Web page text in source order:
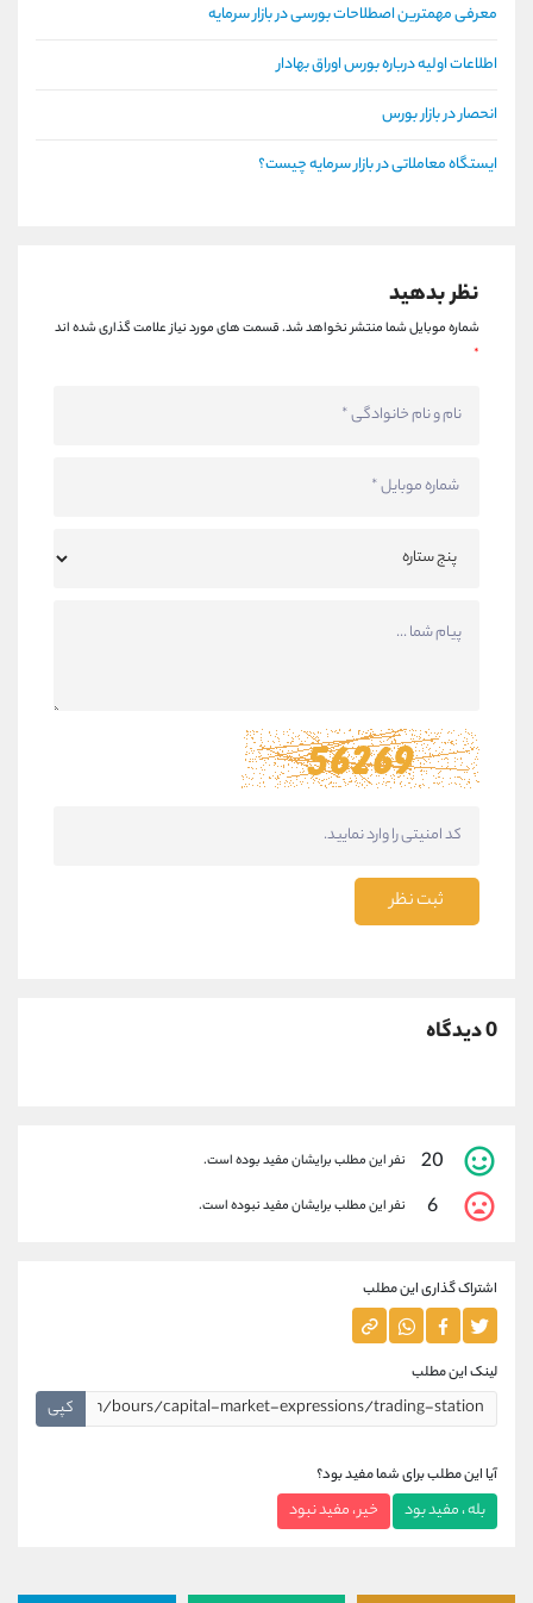
معرفی مهمترین اصطلاحات بورسی در بازار سرمایه
اطلاعات اولیه درباره بورس اوراق بهادار
انحصار در بازار بورس
ایستگاه معاملاتی در بازار سرمایه چیست؟
نظر بدهید
شماره موبایل شما منتشر نخواهد شد.قسمت های مورد نیاز علامت گذاری شده اند
*
ثبت نظر
0 دیدگاه
20 نفر این مطلب برایشان مفید بوده است.
6 نفر این مطلب برایشان مفید نبوده است.
اشتراک گذاری این مطلب
لینک این مطلب
کپی
آیا این مطلب برای شما مفید بود؟
بله ، مفید بود خیر ، مفید نبود